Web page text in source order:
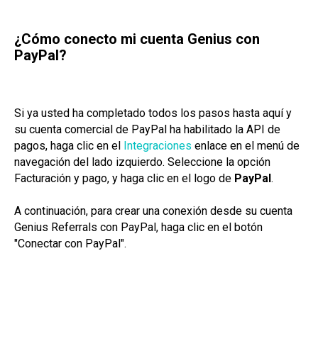
¿Cómo conecto mi cuenta Genius con
PayPal?
Si ya usted ha completado todos los pasos hasta aquí y
su cuenta comercial de PayPal ha habilitado la API de
pagos, haga clic en el
Integraciones enlace en el menú de
navegación del lado izquierdo. Seleccione la opción
Facturación y pago, y haga clic en el logo de PayPal .
A continuación, para crear una conexión desde su cuenta
Genius Referrals con PayPal, haga clic en el botón
"Conectar con PayPal".